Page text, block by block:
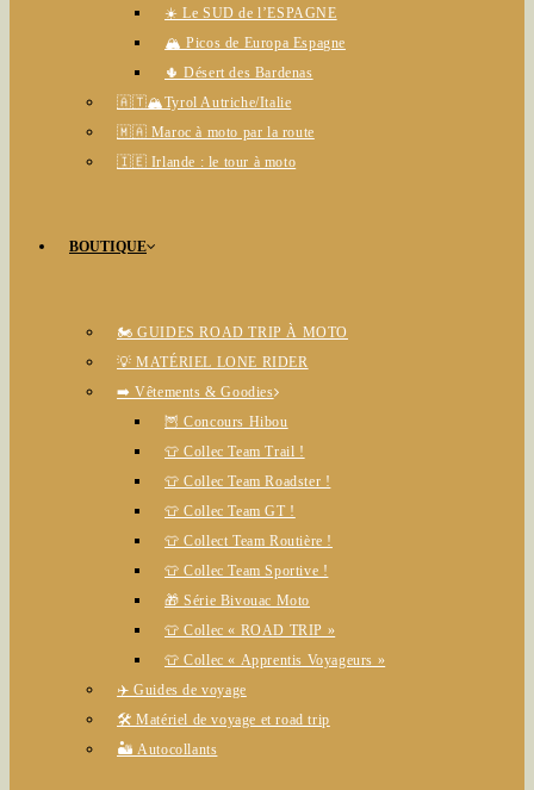
☀️ Le SUD de l’ESPAGNE
🏔️ Picos de Europa Espagne
🌵 Désert des Bardenas
🇦🇹🏔️Tyrol Autriche/Italie
🇲🇦 Maroc à moto par la route
🇮🇪 Irlande : le tour à moto
BOUTIQUE
🏍️ GUIDES ROAD TRIP À MOTO
💡 MATÉRIEL LONE RIDER
➡️ Vêtements & Goodies
🦉 Concours Hibou
👕 Collec Team Trail !
👕 Collec Team Roadster !
👕 Collec Team GT !
👕 Collect Team Routière !
👕 Collec Team Sportive !
🎁 Série Bivouac Moto
👕 Collec « ROAD TRIP »
👕 Collec « Apprentis Voyageurs »
✈️ Guides de voyage
🛠️ Matériel de voyage et road trip
🏜️ Autocollants